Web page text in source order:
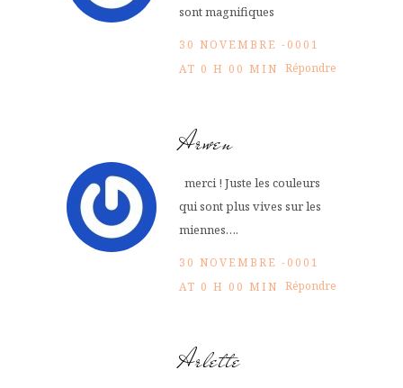
sont magnifiques
30 NOVEMBRE -0001
AT 0 H 00 MIN Répondre
Arwen
merci ! Juste les couleurs
qui sont plus vives sur les
miennes….
30 NOVEMBRE -0001
AT 0 H 00 MIN Répondre
Arlette